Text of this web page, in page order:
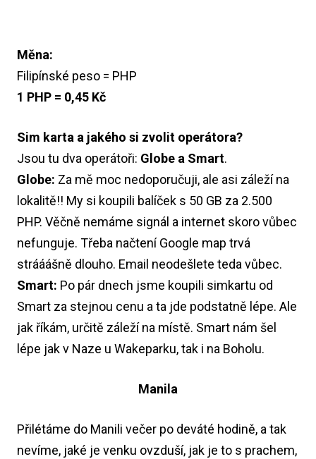
Měna:
Filipínské peso = PHP
1 PHP = 0,45 Kč
Sim karta a jakého si zvolit operátora?
Jsou tu dva operátoři: Globe a Smart.
Globe: Za mě moc nedoporučuji, ale asi záleží na
lokalitě!! My si koupili balíček s 50 GB za 2.500
PHP. Věčně nemáme signál a internet skoro vůbec
nefunguje. Třeba načtení Google map trvá
strááášně dlouho. Email neodešlete teda vůbec.
Smart: Po pár dnech jsme koupili simkartu od
Smart za stejnou cenu a ta jde podstatně lépe. Ale
jak říkám, určitě záleží na místě. Smart nám šel
lépe jak v Naze u Wakeparku, tak i na Boholu.
Manila
Přilétáme do Manili večer po deváté hodině, a tak
nevíme, jaké je venku ovzduší, jak je to s prachem,